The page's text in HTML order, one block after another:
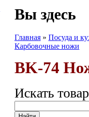
Вы здесь
Главная » Посуда и
Карбовочные ножи
BK-74
Искать